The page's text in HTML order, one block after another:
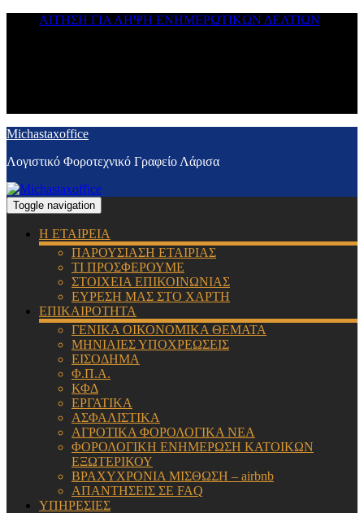
ΑΙΤΗΣΗ ΓΙΑ ΛΗΨΗ ΕΝΗΜΕΡΩΤΙΚΩΝ ΔΕΛΤΙΩΝ
Michastaxoffice
Λογιστικό Φοροτεχνικό Γραφείο Λάρισα
Toggle navigation
Η ΕΤΑΙΡΕΙΑ
ΠΑΡΟΥΣΙΑΣΗ ΕΤΑΙΡΙΑΣ
ΤΙ ΠΡΟΣΦΕΡΟΥΜΕ
ΣΤΟΙΧΕΙΑ ΕΠΙΚΟΙΝΩΝΙΑΣ
ΕΥΡΕΣΗ ΜΑΣ ΣΤΟ ΧΑΡΤΗ
ΕΠΙΚΑΙΡΟΤΗΤΑ
ΓΕΝΙΚΑ ΟΙΚΟΝΟΜΙΚΑ ΘΕΜΑΤΑ
ΜΗΝΙΑΙΕΣ ΥΠΟΧΡΕΩΣΕΙΣ
ΕΙΣΟΔΗΜΑ
Φ.Π.Α.
ΚΦΔ
ΕΡΓΑΤΙΚΑ
ΑΣΦΑΛΙΣΤΙΚΑ
ΑΓΡΟΤΙΚΑ ΦΟΡΟΛΟΓΙΚΑ ΝΕΑ
ΦΟΡΟΛΟΓΙΚΗ ΕΝΗΜΕΡΩΣΗ ΚΑΤΟΙΚΩΝ
ΕΞΩΤΕΡΙΚΟΥ
ΒΡΑΧΥΧΡΟΝΙΑ ΜΙΣΘΩΣΗ – airbnb
ΑΠΑΝΤΗΣΕΙΣ ΣΕ FAQ
ΥΠΗΡΕΣΙΕΣ